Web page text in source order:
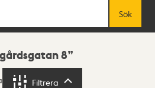
Sök
8
Filtrera